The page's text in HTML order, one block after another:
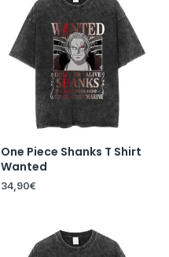
One Piece Shanks T Shirt
Wanted
34,90€